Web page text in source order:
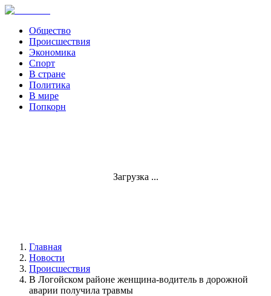
Общество
Происшествия
Экономика
Спорт
В стране
Политика
В мире
Попкорн
Загрузка ...
Главная
Новости
Происшествия
В Логойском районе женщина-водитель в дорожной
аварии получила травмы